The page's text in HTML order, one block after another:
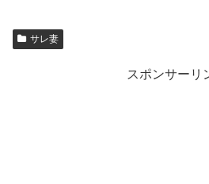
サレ妻
スポンサーリ